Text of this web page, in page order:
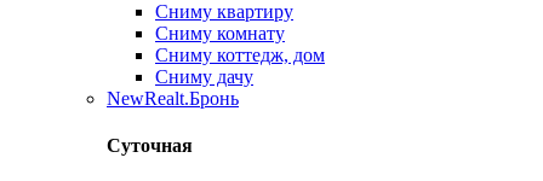
Сниму квартиру
Сниму комнату
Сниму коттедж, дом
Сниму дачу
NewRealt.Бронь
Суточная